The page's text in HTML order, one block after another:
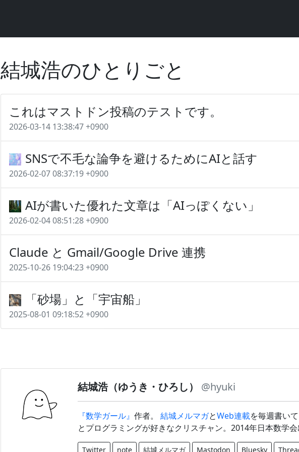
結城浩のひとりごと
これはマストドン投稿のテストです。
2026-03-14 13:38:47 +0900
SNSで不毛な論争を避けるためにAIと話す
2026-02-07 08:37:19 +0900
AIが書いた優れた文章は「AIっぽくない」
2026-02-04 08:51:28 +0900
Claude と Gmail/Google Drive 連携
2025-10-26 19:04:23 +0900
「砂場」と「宇宙船」
2025-08-01 09:18:52 +0900
結城浩（ゆうき・ひろし） @hyuki
『数学ガール』 作者。 結城メルマガとWeb連載を毎週書い
とプログラミングが好きなクリスチャン。2014年日本数学会
Twitter note 結城メルマガ Mastodon Bluesky